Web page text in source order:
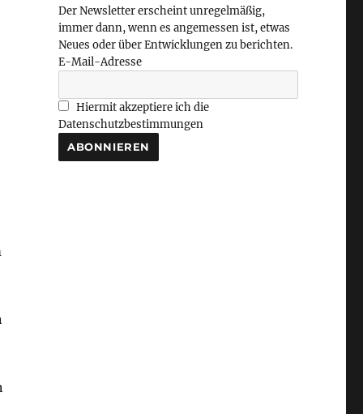
Der Newsletter erscheint unregelmäßig,
immer dann, wenn es angemessen ist, etwas
Neues oder über Entwicklungen zu berichten.
E-Mail-Adresse
Hiermit akzeptiere ich die
Datenschutzbestimmungen